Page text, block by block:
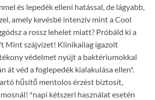
és lepedék elleni hatással, de lágyabb,
amely kevésbé intenzív mint a Cool
a rossz lehelet miatt? Próbáld ki a
Mint szájvizet! Klinikailag igazolt
védelmet nyújt a baktériumokkal
át véd a foglepedék kialakulása ellen*.
hűsítő mentolos érzést biztosít,
*napi kétszeri használat esetén